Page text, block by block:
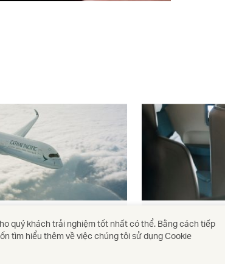
bay
chúng tôi
Hạng vé
Khám phá thêm
quý khách trải nghiệm tốt nhất có thể. Bằng cách tiếp
tìm hiểu thêm về việc chúng tôi sử dụng Cookie